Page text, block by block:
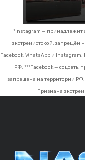
*Instagram — принадлежит
экстремистской, запрещён
Facebook, WhatsApp и
РФ. ***Facebook — соцсеть,
запрещена на территории РФ.
Признана